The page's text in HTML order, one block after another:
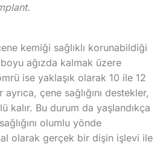
kemiği sağlıklı korunabildiği
ağızda kalmak üzere
ise yaklaşık olarak 10 ile 12
çene sağlığını destekler,
kalır. Bu durum da yaşlandıkça
olumlu yönde
olarak gerçek bir dişin işlevi ile